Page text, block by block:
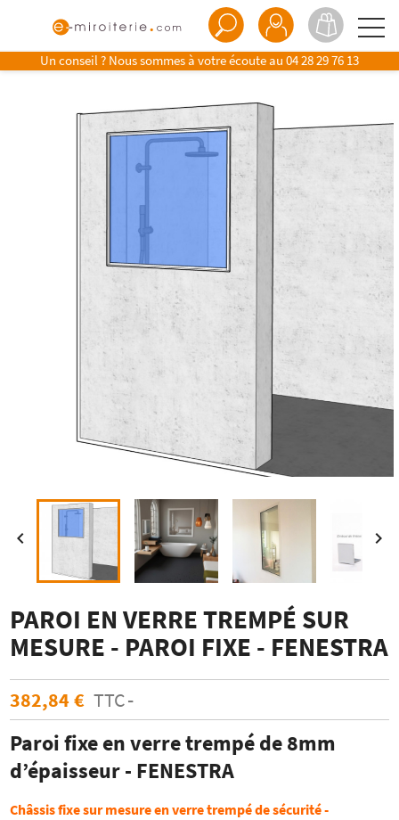
Un conseil ? Nous sommes à votre écoute au 04 28 29 76 13
 
PAROI EN VERRE TREMPÉ SUR
MESURE - PAROI FIXE - FENESTRA
382,84 € TTC
Paroi fixe en verre trempé de 8mm
d’épaisseur - FENESTRA
Châssis fixe sur mesure en verre trempé de sécurité -